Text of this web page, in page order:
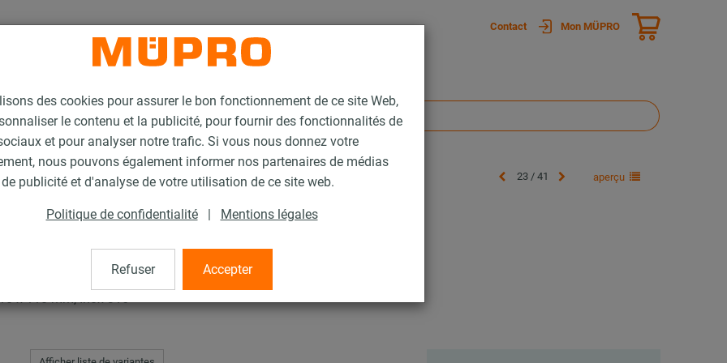
des cookies pour assurer le bon fonctionnement de ce site Web,
le contenu et la publicité, pour fournir des fonctionnalités de
et pour analyser notre trafic. Si vous nous donnez votre
nous pouvons également informer nos partenaires de médias
publicité et d'analyse de votre utilisation de ce site web.
Politique de confidentialité | Mentions légales
Refuser Accepter
Contact Mon MÜPRO
chimique XV Plus 23 / 41 aperçu
chimique XV Plus
x 110 mm, Inox 316